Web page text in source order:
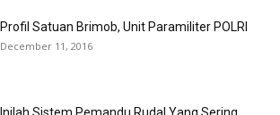
Profil Satuan Brimob, Unit Paramiliter POLRI
December 11, 2016